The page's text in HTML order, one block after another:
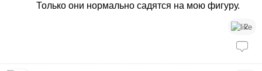
Только они нормально садятся на мою фигуру.
2